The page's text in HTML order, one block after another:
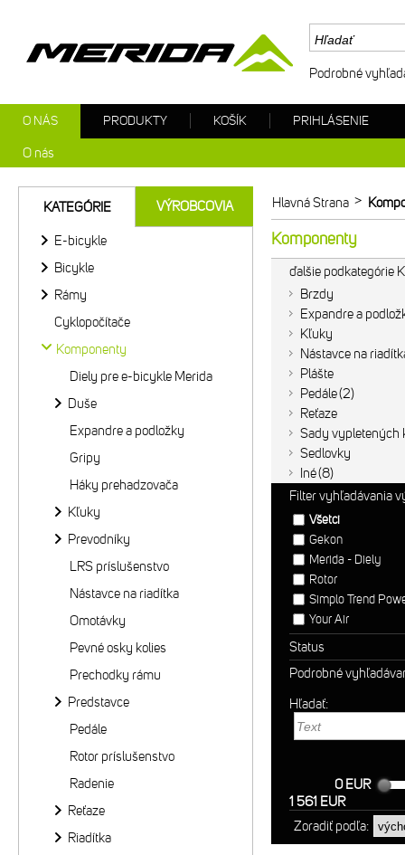
Hlavná Strana >
Komponenty
ďalšie podkategórie
Brzdy
Expandre a
Kľuky
Nástavce na
Plášte
Pedále 2
Reťaze
Sady vypletených
Sedlovky
Iné 8
Filter vyhľadávania
Všetci
Gekon
Merida - Diely
Rotor
Simplo Trend
Your Air
Status
Podrobné
Hľadať:
0 EUR
1 561 EUR
Zoradiť podľa:
KATEGÓRIE VÝROBCOVIA
E-bicykle
Bicykle
Rámy
Cyklopočítače
Komponenty
Diely pre e-bicykle Merida
Duše
Expandre a podložky
Gripy
Háky prehadzovača
Kľuky
Prevodníky
LRS príslušenstvo
Nástavce na riadítka
Omotávky
Pevné osky kolies
Prechodky rámu
Predstavce
Pedále
Rotor príslušenstvo
Radenie
Reťaze
Riadítka
Podrobné
O NÁS
O nás
PRODUKTY KOŠÍK PRIHLÁSENIE